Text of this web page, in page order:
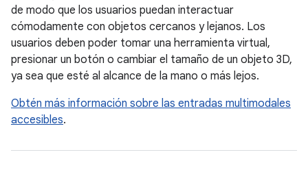
de modo que los usuarios puedan interactuar
cómodamente con objetos cercanos y lejanos. Los
usuarios deben poder tomar una herramienta virtual,
presionar un botón o cambiar el tamaño de un objeto 3D,
ya sea que esté al alcance de la mano o más lejos.
Obtén más información sobre las entradas multimodales
accesibles.